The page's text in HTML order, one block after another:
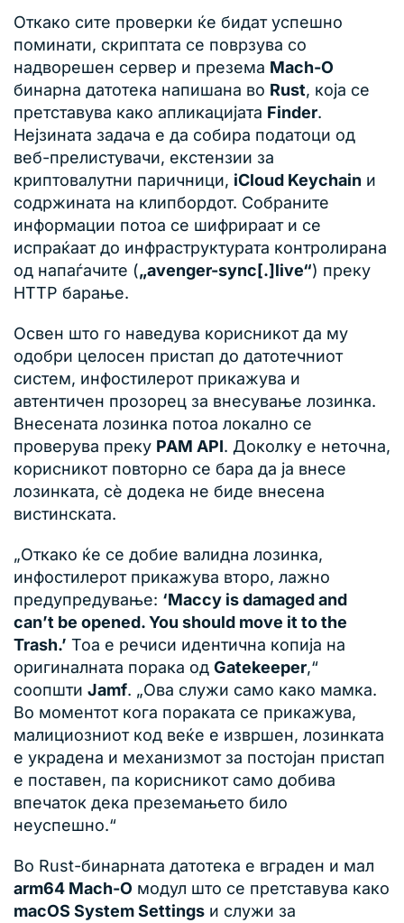
Откако сите проверки ќе бидат успешно
поминати, скриптата се поврзува со
надворешен сервер и презема Mach-O
бинарна датотека напишана во Rust, која се
претставува како апликацијата Finder.
Нејзината задача е да собира податоци од
веб-прелистувачи, екстензии за
криптовалутни паричници, iCloud Keychain и
содржината на клипбордот. Собраните
информации потоа се шифрираат и се
испраќаат до инфраструктурата контролирана
од напаѓачите („avenger-sync[.]live“) преку
HTTP барање.
Освен што го наведува корисникот да му
одобри целосен пристап до датотечниот
систем, инфостилерот прикажува и
автентичен прозорец за внесување лозинка.
Внесената лозинка потоа локално се
проверува преку PAM API. Доколку е неточна,
корисникот повторно се бара да ја внесе
лозинката, сè додека не биде внесена
вистинската.
„Откако ќе се добие валидна лозинка,
инфостилерот прикажува второ, лажно
предупредување: ‘Maccy is damaged and
can’t be opened. You should move it to the
Trash.’ Тоа е речиси идентична копија на
оригиналната порака од Gatekeeper,“
соопшти Jamf. „Ова служи само како мамка.
Во моментот кога пораката се прикажува,
малициозниот код веќе е извршен, лозинката
е украдена и механизмот за постојан пристап
е поставен, па корисникот само добива
впечаток дека преземањето било
неуспешно.“
Во Rust-бинарната датотека е вграден и мал
arm64 Mach-O модул што се претставува како
macOS System Settings и служи за